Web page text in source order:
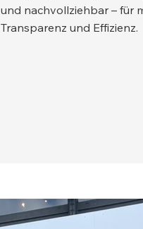
und nachvollziehbar – für
Transparenz und Effizienz.